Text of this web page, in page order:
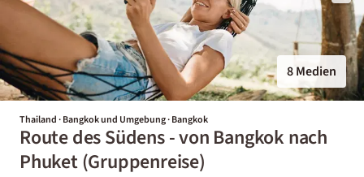
8 Medien
Thailand · Bangkok und Umgebung · Bangkok
Route des Südens - von Bangkok nach
Phuket (Gruppenreise)